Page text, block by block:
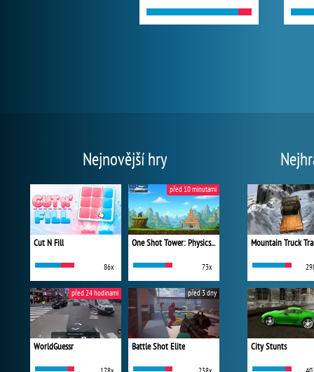
Nejnovější hry
Cut N Fill
86x
One Shot Tower: Physics Destroyer
73x
před 10 minutami
WorldGuessr
před 24 hodinami
Battle Shot Elite
před 3 dny
Mountain Truck
City Stunts